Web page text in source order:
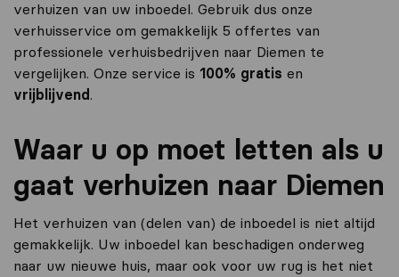
verhuizen van uw inboedel. Gebruik dus onze
verhuisservice om gemakkelijk 5 offertes van
professionele verhuisbedrijven naar Diemen te
vergelijken. Onze service is 100% gratis en
vrijblijvend .
Waar u op moet letten als u
gaat verhuizen naar Diemen
Het verhuizen van (delen van) de inboedel is niet altijd
gemakkelijk. Uw inboedel kan beschadigen onderweg
naar uw nieuwe huis, maar ook voor uw rug is het niet